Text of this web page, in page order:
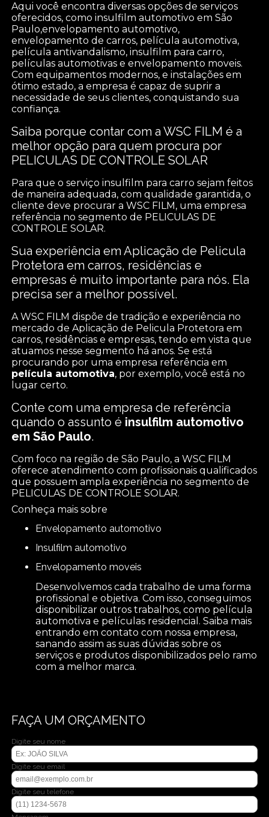
Aqui você encontra diversas opções de serviços
oferecidos, como insulfilm automotivo em São
Paulo,envelopamento automotivo,
envelopamento de carros, película automotiva,
película antivandalismo, insulfilm para carro,
películas automotivas e envelopamento moveis.
Com equipamentos modernos, e instalações em
ótimo estado, a empresa é capaz de suprir a
necessidade de seus clientes, conquistando sua
confiança.
Saiba porque contar com a WSC FILM é a
melhor opção para quem procura por
PELICULAS DE CONTROLE SOLAR
Para que o serviço insulfilm para carro sejam feitos
de maneira adequada, com qualidade garantida, o
cliente deve procurar a WSC FILM, uma empresa
referência no segmento de PELICULAS DE
CONTROLE SOLAR.
Sua experiência em Aplicação de Pelicula
Protetora em carros, residências e
empresas é muito importante para nós. Ela
precisa ser a melhor possível.
A WSC FILM dispõe de tradição e experiência no
mercado de Aplicação de Pelicula Protetora em
carros, residências e empresas, tendo em vista que
atuamos nesse segmento há anos. Se está
procurando por uma empresa referência em
película automotiva, por exemplo, você está no
lugar certo.
Conte com uma empresa de referência
quando o assunto é insulfilm automotivo
em São Paulo.
Com foco na região de São Paulo, a WSC FILM
oferece atendimento com profissionais qualificados
que possuem ampla experiência no segmento de
PELICULAS DE CONTROLE SOLAR.
Conheça mais sobre
envelopamento automotivo
insulfilm automotivo
envelopamento moveis
Desenvolvemos cada trabalho de uma forma
profissional e objetiva. Com isso, conseguimos
disponibilizar outros trabalhos, como película
automotiva e películas residencial. Saiba mais
entrando em contato com nossa empresa,
sanando assim as suas dúvidas sobre os
serviços e produtos disponibilizados pelo ramo
com a melhor marca.
FAÇA UM ORÇAMENTO
Digite seu nome
Digite seu email
Digite seu telefone